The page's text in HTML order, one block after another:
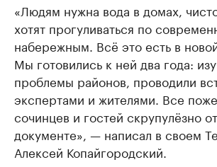
«Людям нужна вода в домах,
хотят прогуливаться по
набережным. Всё это есть в
Мы готовились к ней два года:
проблемы районов, проводили
экспертами и жителями. Все
сочинцев и гостей скрупулёзно
документе», — написал в своем
Алексей Копайгородский.